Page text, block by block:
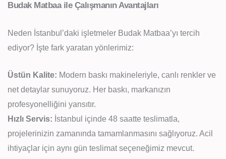
Budak Matbaa ile Çalışmanın Avantajları
Neden İstanbul’daki işletmeler Budak Matbaa’yı tercih
ediyor? İşte fark yaratan yönlerimiz:
Üstün Kalite: Modern baskı makineleriyle, canlı renkler ve
net detaylar sunuyoruz. Her baskı, markanızın
profesyonelliğini yansıtır.
Hızlı Servis: İstanbul içinde 48 saatte teslimatla,
projelerinizin zamanında tamamlanmasını sağlıyoruz. Acil
ihtiyaçlar için aynı gün teslimat seçeneğimiz mevcut.